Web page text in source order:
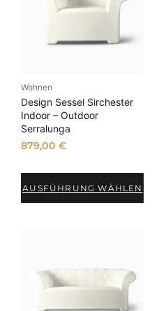
Wohnen
Design Sessel Sirchester
Indoor – Outdoor
Serralunga
879,00€
AUSFÜHRUNG WÄHLEN